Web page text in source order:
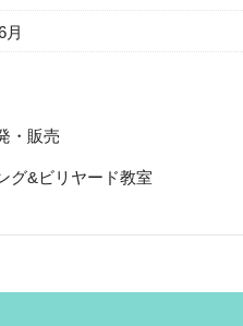
月
・販売
グ&ビリヤード教室